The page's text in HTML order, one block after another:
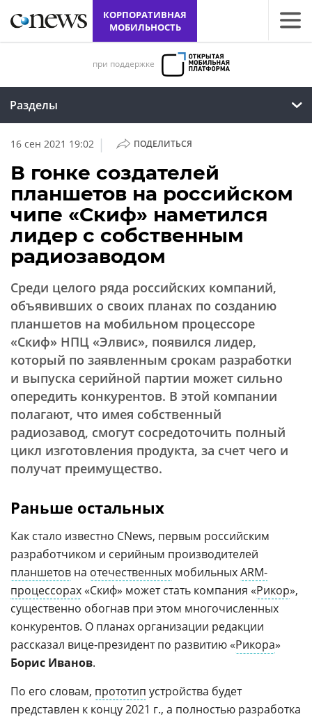
КОРПОРАТИВНАЯ
МОБИЛЬНОСТЬ
при поддержке
Разделы
16 сен 2021 19:02 | ПОДЕЛИТЬСЯ
В гонке создателей
планшетов на российском
чипе «Скиф» наметился
лидер с собственным
радиозаводом
Среди целого ряда российских компаний,
объявивших о своих планах по созданию
планшетов на мобильном процессоре
«Скиф» НПЦ «Элвис», появился лидер,
который по заявленным срокам разработки
и выпуска серийной партии может сильно
опередить конкурентов. В этой компании
полагают, что имея собственный
радиозавод, смогут сосредоточить полный
цикл изготовления продукта, за счет чего и
получат преимущество.
Раньше остальных
Как стало известно CNews, первым российским
разработчиком и серийным производителей
планшетов на отечественных мобильныхARM-
процессорах «Скиф» может стать компания «Рикор»,
существенно обогнав при этом многочисленных
конкурентов. О планах организации редакции
рассказал вице-президент по развитию «Рикора»
Борис Иванов.
По его словам, прототип устройства будет
представлен к концу 2021 г., а полностью разработка